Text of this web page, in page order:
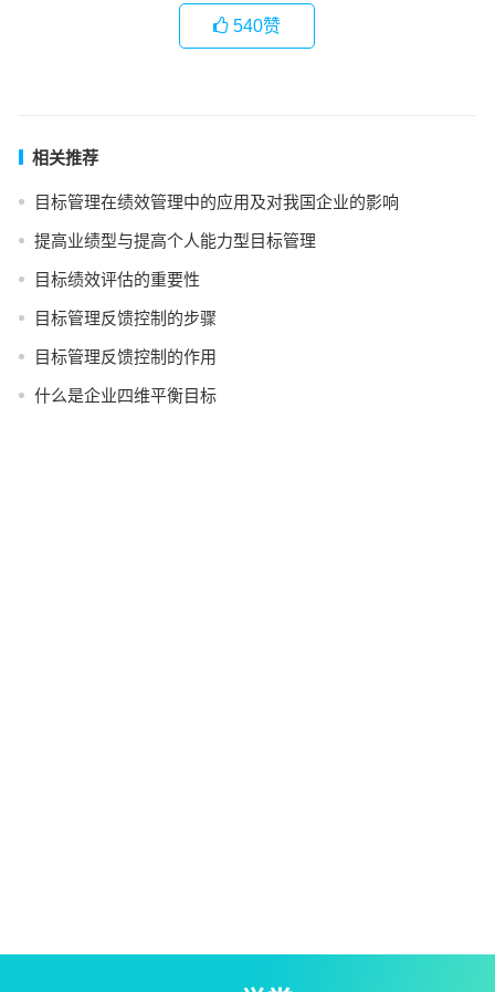
540赞
相关推荐
目标管理在绩效管理中的应用及对我国企业的影响
提高业绩型与提高个人能力型目标管理
目标绩效评估的重要性
目标管理反馈控制的步骤
目标管理反馈控制的作用
什么是企业四维平衡目标